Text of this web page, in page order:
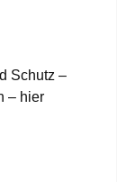
Schutz –
– hier